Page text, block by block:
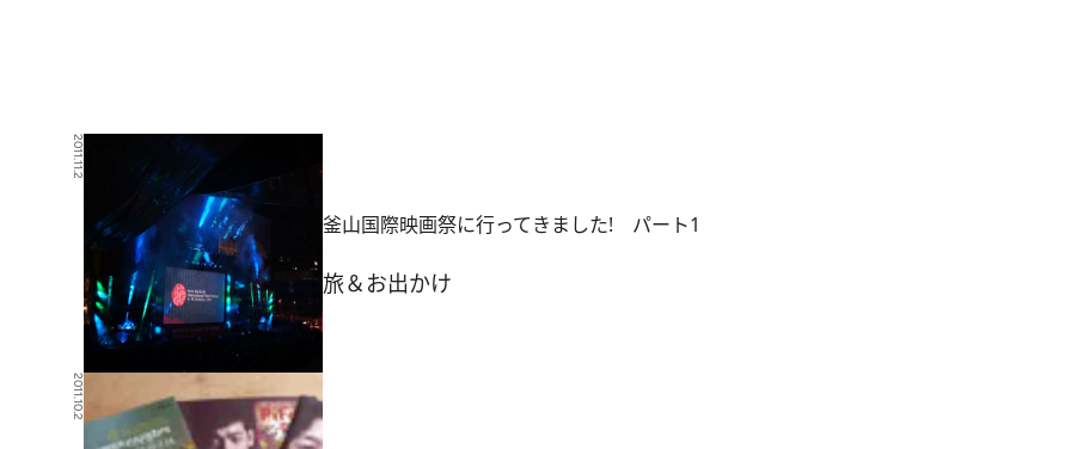
2011.11.2
釜山国際映画祭に行ってきました! パート1
旅＆お出かけ
2011.10.2